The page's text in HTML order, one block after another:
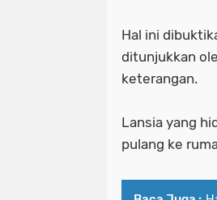
Hal ini
ditunjukkan
keterangan.
Lansia yang
pulang ke